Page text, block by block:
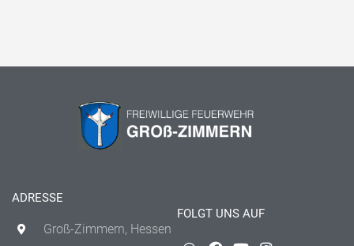
ADRESSE
Groß-Zimmern, Hessen
FOLGT UNS AUF